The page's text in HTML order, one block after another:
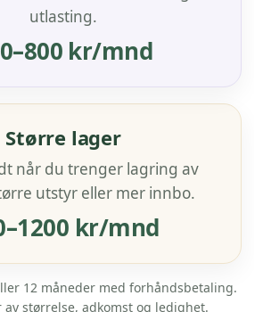
utlasting.
kr/mnd
Større lager
når du trenger lagring av
utstyr eller mer innbo.
kr/mnd
12 måneder med forhåndsbetaling.
av størrelse, adkomst og ledighet.